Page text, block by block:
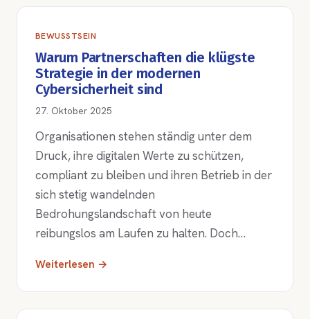
BEWUSSTSEIN
Warum Partnerschaften die klügste
Strategie in der modernen
Cybersicherheit sind
27. Oktober 2025
Organisationen stehen ständig unter dem
Druck, ihre digitalen Werte zu schützen,
compliant zu bleiben und ihren Betrieb in der
sich stetig wandelnden
Bedrohungslandschaft von heute
reibungslos am Laufen zu halten. Doch…
Weiterlesen →